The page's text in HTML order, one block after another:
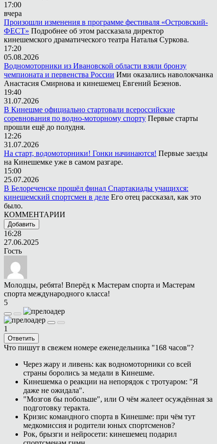
17:00
вчера
Произошли изменения в программе фестиваля «Островский-
ФЕСТ» Подробнее об этом рассказала директор
кинешемского драматического театра Наталья Суркова.
17:20
05.08.2026
Водномоторники из Ивановской области взяли бронзу
чемпионата и первенства России Ими оказались наволокчанка
Анастасия Смирнова и кинешемец Евгений Безенов.
19:40
31.07.2026
В Кинешме официально стартовали всероссийские
соревнования по водно-моторному спорту Первые старты
прошли ещё до полудня.
12:26
31.07.2026
На старт, водомоторники! Гонки начинаются! Первые заезды
на Кинешемке уже в самом разгаре.
15:00
25.07.2026
В Белореченске прошёл финал Спартакиады учащихся:
кинешемский спортсмен в деле Его отец рассказал, как это
было.
КОММЕНТАРИИ
Добавить
16:28
27.06.2025
Гость
Молодцы, ребята! Вперёд к Мастерам спорта и Мастерам
спорта международного класса!
5
1
Ответить
Что пишут в свежем номере еженедельника "168 часов"?
Через жару и ливень: как водномоторники со всей
страны боролись за медали в Кинешме.
Кинешемка о реакции на непорядок с тротуаром: "Я
даже не ожидала".
"Мозгов бы побольше", или О чём жалеет осуждённая за
подготовку теракта.
Кризис командного спорта в Кинешме: при чём тут
медкомиссия и родители юных спортсменов?
Рок, брызги и нейросети: кинешемец подарил